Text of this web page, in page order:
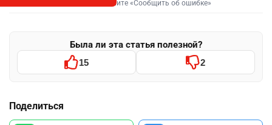
Выделите фрагмент и нажмите «Сообщить об ошибке»
Была ли эта статья полезной?
15 2
Поделиться